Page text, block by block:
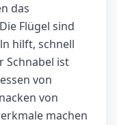
das
Flügel sind
hilft, schnell
Schnabel ist
von
von
machen